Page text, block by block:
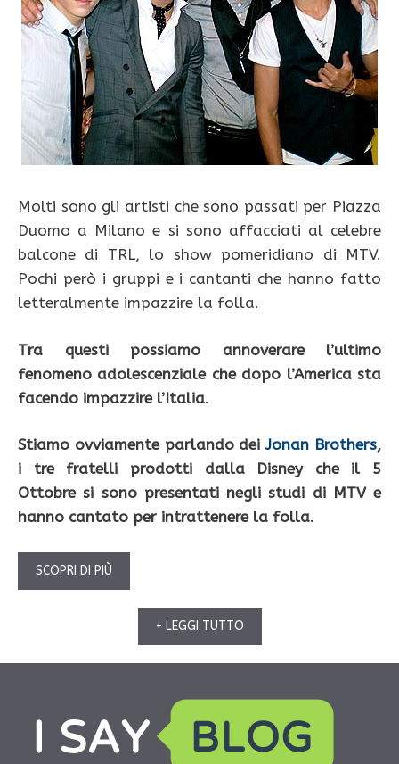
Molti sono gli artisti che sono passati per Piazza
Duomo a Milano e si sono affacciati al celebre
balcone di TRL, lo show pomeridiano di MTV.
Pochi però i gruppi e i cantanti che hanno fatto
letteralmente impazzire la folla.
Tra questi possiamo annoverare l’ultimo
fenomeno adolescenziale che dopo l’America sta
facendo impazzire l’Italia.
Stiamo ovviamente parlando deiJonan Brothers,
i tre fratelli prodotti dalla Disney che il 5
Ottobre si sono presentati negli studi di MTV e
hanno cantato per intrattenere la folla.
SCOPRI DI PIÙ
+ LEGGI TUTTO